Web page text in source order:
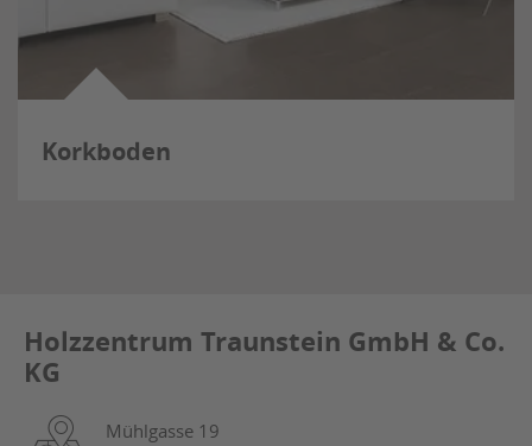
Korkboden
Holzzentrum Traunstein GmbH & Co.
KG
Mühlgasse 19